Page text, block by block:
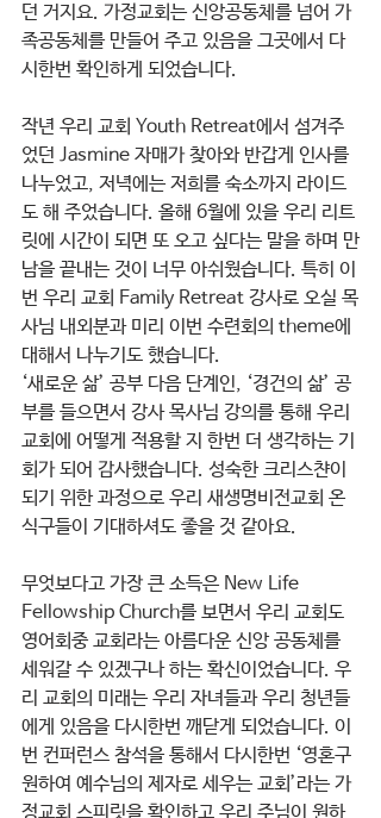
던 거지요. 가정교회는 신앙공동체를 넘어 가
족공동체를 만들어 주고 있음을 그곳에서 다
시한번 확인하게 되었습니다.
작년 우리 교회 Youth Retreat에서 섬겨주
었던 Jasmine 자매가 찾아와 반갑게 인사를
나누었고, 저녁에는 저희를 숙소까지 라이드
도 해 주었습니다. 올해 6월에 있을 우리 리트
릿에 시간이 되면 또 오고 싶다는 말을 하며 만
남을 끝내는 것이 너무 아쉬웠습니다. 특히 이
번 우리 교회 Family Retreat 강사로 오실 목
사님 내외분과 미리 이번 수련회의 theme에
대해서 나누기도 했습니다.
‘새로운 삶’ 공부 다음 단계인, ‘경건의 삶’ 공
부를 들으면서 강사 목사님 강의를 통해 우리
교회에 어떻게 적용할 지 한번 더 생각하는 기
회가 되어 감사했습니다. 성숙한 크리스챤이
되기 위한 과정으로 우리 새생명비전교회 온
식구들이 기대하셔도 좋을 것 같아요.
무엇보다고 가장 큰 소득은 New Life
Fellowship Church를 보면서 우리 교회도
영어회중 교회라는 아름다운 신앙 공동체를
세워갈 수 있겠구나 하는 확신이었습니다. 우
리 교회의 미래는 우리 자녀들과 우리 청년들
에게 있음을 다시한번 깨닫게 되었습니다. 이
번 컨퍼런스 참석을 통해서 다시한번 ‘영혼구
원하여 예수님의 제자로 세우는 교회’라는 가
정교회 스피릿을 확인하고 우리 주님이 원하